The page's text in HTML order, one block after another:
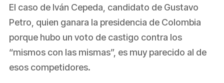
El caso de Iván Cepeda, candidato de Gustavo
Petro, quien ganara la presidencia de Colombia
porque hubo un voto de castigo contra los
“mismos con las mismas”, es muy parecido al de
esos competidores.